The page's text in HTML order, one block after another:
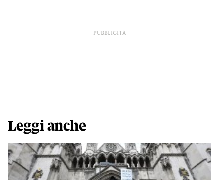
PUBBLICITÀ
Leggi anche